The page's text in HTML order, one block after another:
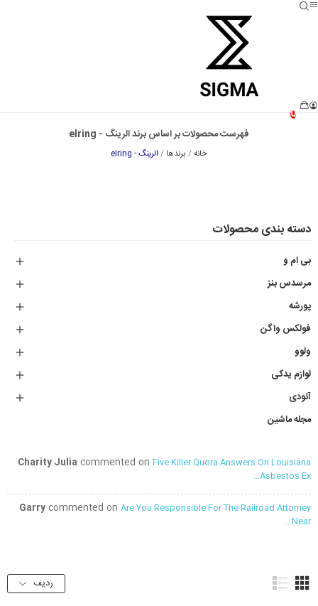
0
فهرست محصولات بر اساس برند الرینگ - elring
خانه برندها الرینگ - elring
دسته بندی محصولات
بی ام و 
مرسدس بنز 
پورشه 
فولکس واگن 
ولوو 
لوازم یدکی 
آئودی 
مجله ماشین
Charity Julia commented on Five Killer Quora Answers On Louisiana
Asbestos Ex...
Garry commented on Are You Responsible For The Railroad Attorney
Near...
ردیف